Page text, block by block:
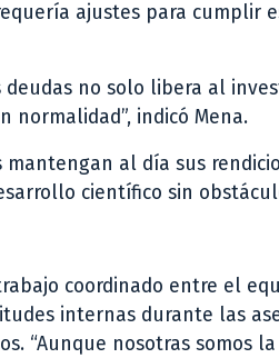
ajustes para cumplir
deudas no solo libera al
normalidad”, indicó Mena.
al día sus
científico sin
coordinado entre el
internas durante las
“Aunque nosotras somos